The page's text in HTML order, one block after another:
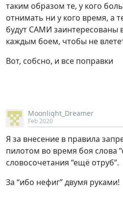
таким образом те, у кого
отнимать ни у кого время, а
будут САМИ заинтересованы
каждым боем, чтобы не
Вот, собсно, и все поправки
Moonlight_Dreamer
Feb 2020
Я за внесение в правила
пилотом во время боя слова
словосочетания “ещё отруб”.
За “ибо нефиг” двумя руками!